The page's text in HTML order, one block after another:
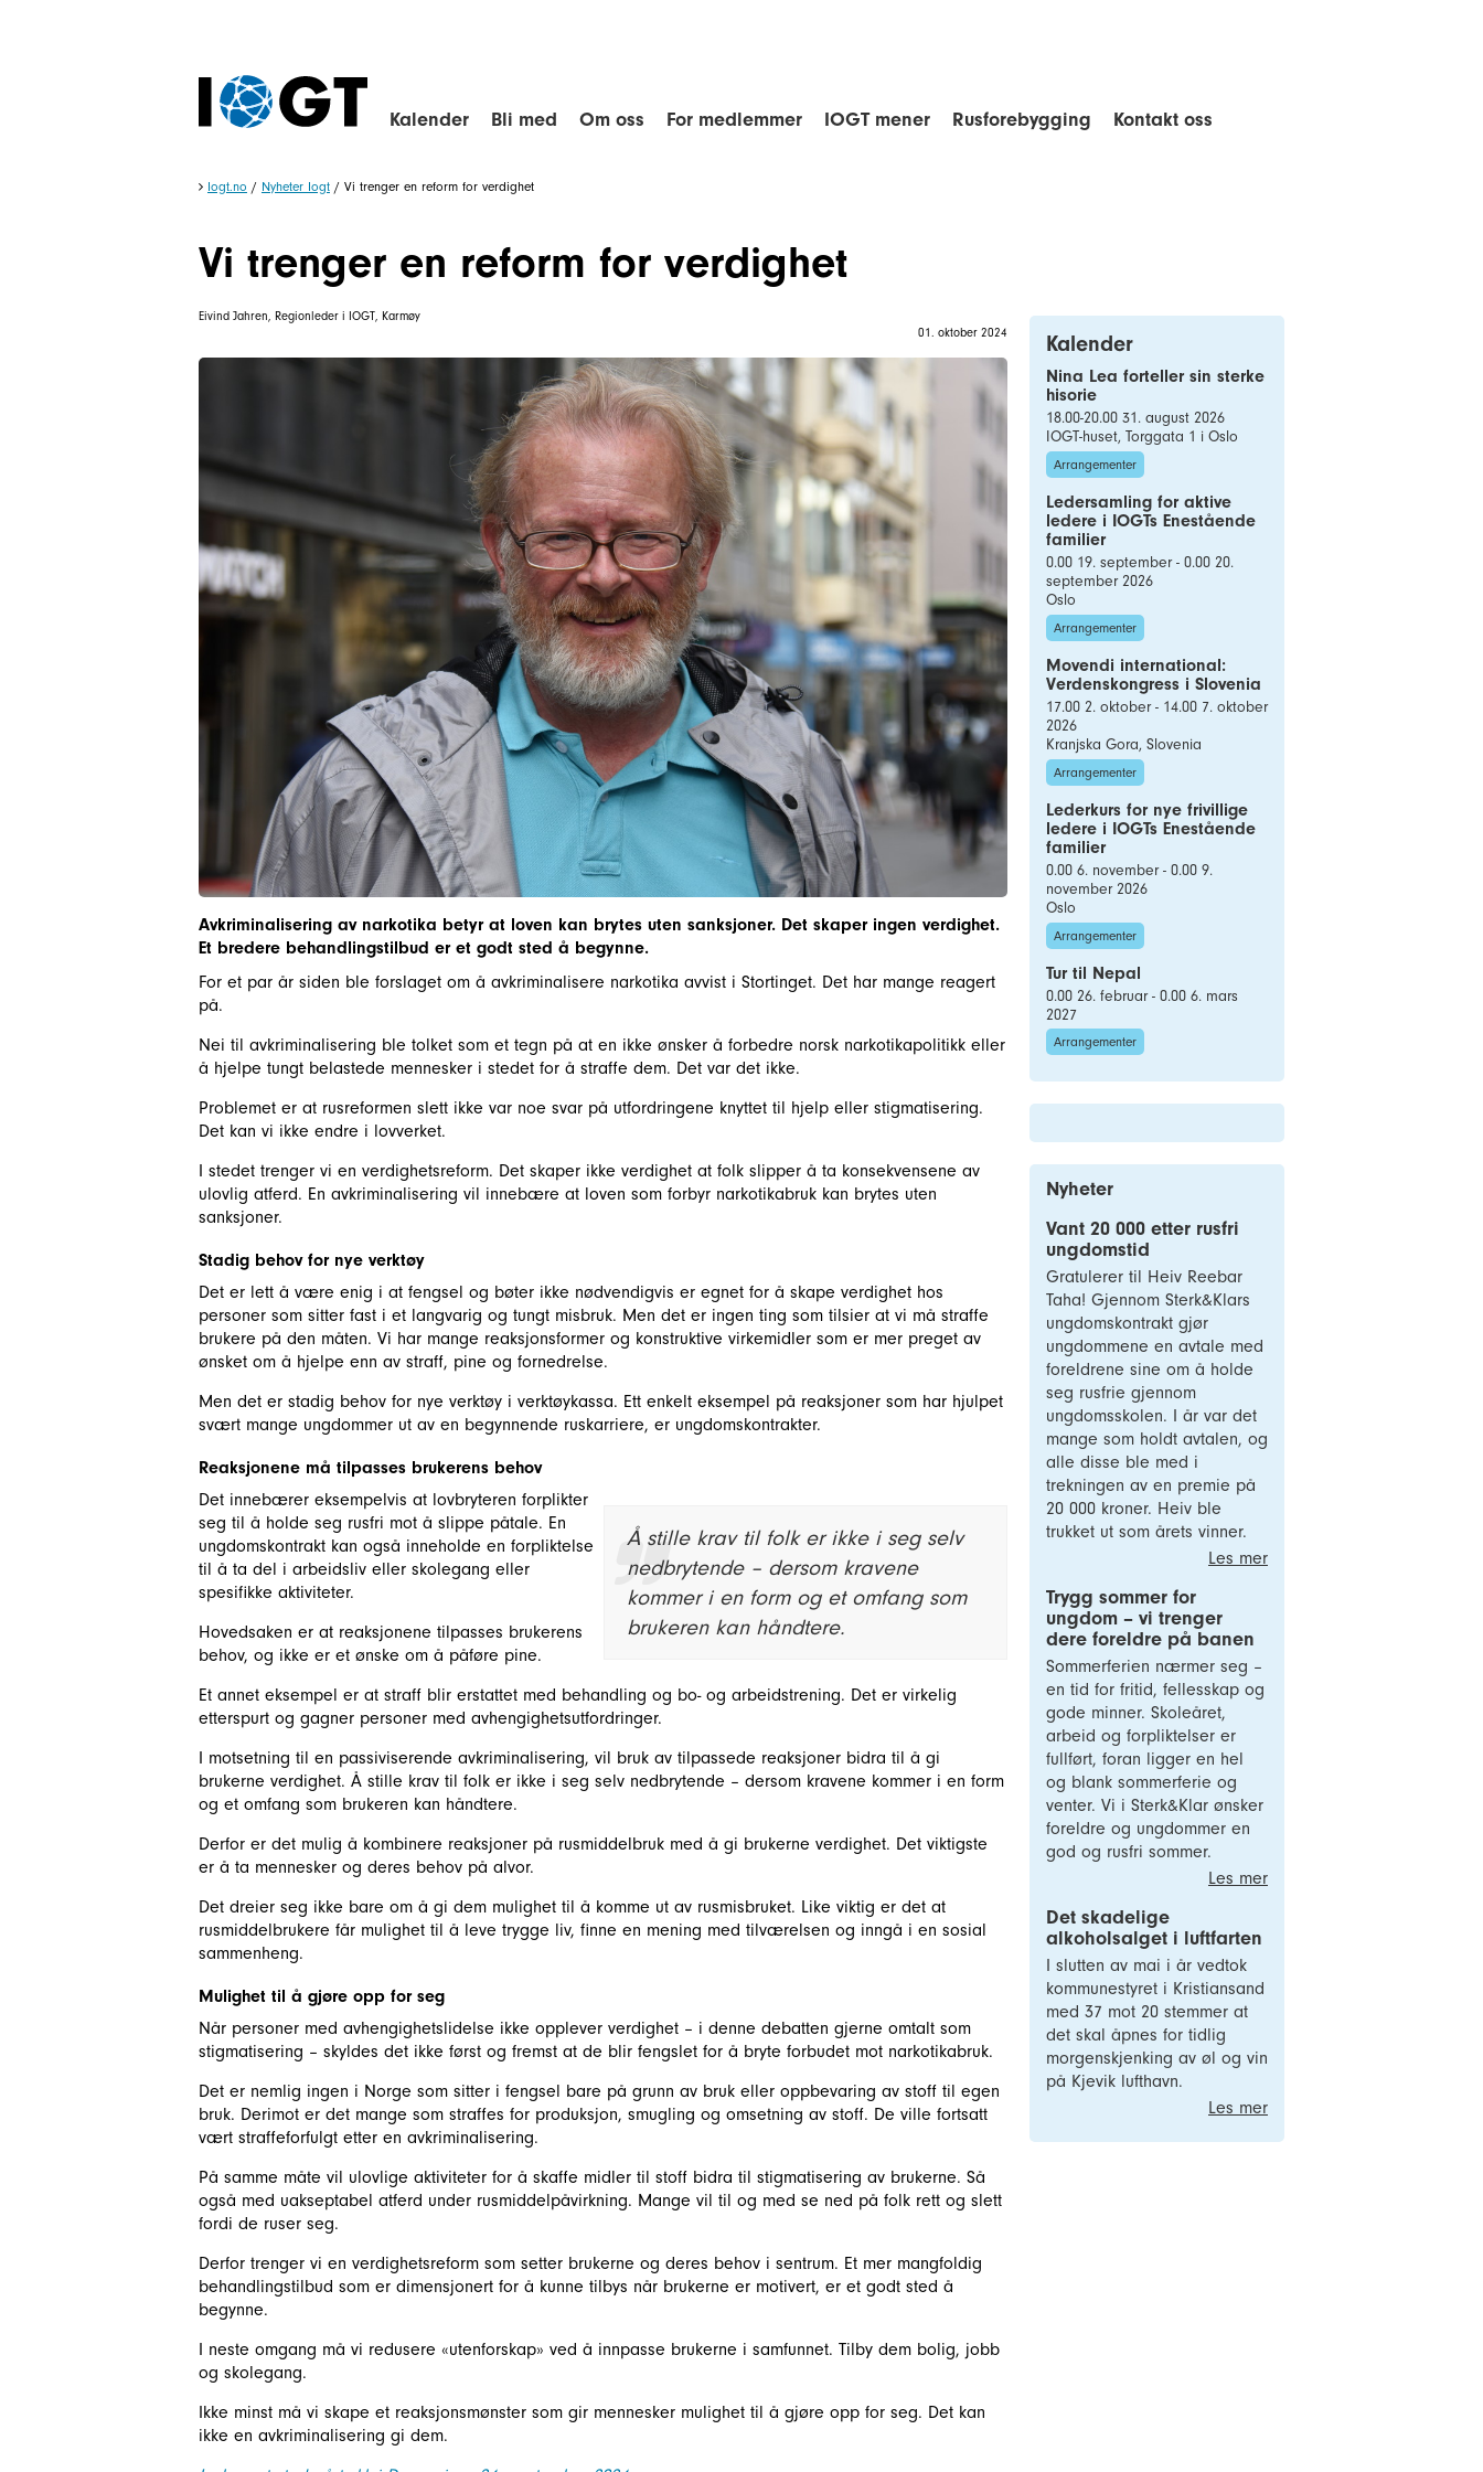
Kalender Bli med Om oss For medlemmer IOGT mener Rusforebygging Kontakt oss
Iogt.no / Nyheter Iogt / Vi trenger en reform for verdighet
Vi trenger en reform for verdighet
Eivind Jahren, Regionleder i IOGT, Karmøy
01. oktober 2024
Avkriminalisering av narkotika betyr at loven kan brytes uten sanksjoner. Det skaper ingen verdighet.
Et bredere behandlingstilbud er et godt sted å begynne.
For et par år siden ble forslaget om å avkriminalisere narkotika avvist i Stortinget. Det har mange reagert
på.
Nei til avkriminalisering ble tolket som et tegn på at en ikke ønsker å forbedre norsk narkotikapolitikk eller
å hjelpe tungt belastede mennesker i stedet for å straffe dem. Det var det ikke.
Problemet er at rusreformen slett ikke var noe svar på utfordringene knyttet til hjelp eller stigmatisering.
Det kan vi ikke endre i lovverket.
I stedet trenger vi en verdighetsreform. Det skaper ikke verdighet at folk slipper å ta konsekvensene av
ulovlig atferd. En avkriminalisering vil innebære at loven som forbyr narkotikabruk kan brytes uten
sanksjoner.
Stadig behov for nye verktøy
Det er lett å være enig i at fengsel og bøter ikke nødvendigvis er egnet for å skape verdighet hos
personer som sitter fast i et langvarig og tungt misbruk. Men det er ingen ting som tilsier at vi må straffe
brukere på den måten. Vi har mange reaksjonsformer og konstruktive virkemidler som er mer preget av
ønsket om å hjelpe enn av straff, pine og fornedrelse.
Men det er stadig behov for nye verktøy i verktøykassa. Ett enkelt eksempel på reaksjoner som har hjulpet
svært mange ungdommer ut av en begynnende ruskarriere, er ungdomskontrakter.
Reaksjonene må tilpasses brukerens behov
Å stille krav til folk er ikke i seg selv
nedbrytende – dersom kravene
kommer i en form og et omfang som
brukeren kan håndtere.
Det innebærer eksempelvis at lovbryteren forplikter
seg til å holde seg rusfri mot å slippe påtale. En
ungdomskontrakt kan også inneholde en forpliktelse
til å ta del i arbeidsliv eller skolegang eller
spesifikke aktiviteter.
Hovedsaken er at reaksjonene tilpasses brukerens
behov, og ikke er et ønske om å påføre pine.
Et annet eksempel er at straff blir erstattet med behandling og bo- og arbeidstrening. Det er virkelig
etterspurt og gagner personer med avhengighetsutfordringer.
I motsetning til en passiviserende avkriminalisering, vil bruk av tilpassede reaksjoner bidra til å gi
brukerne verdighet. Å stille krav til folk er ikke i seg selv nedbrytende – dersom kravene kommer i en form
og et omfang som brukeren kan håndtere.
Derfor er det mulig å kombinere reaksjoner på rusmiddelbruk med å gi brukerne verdighet. Det viktigste
er å ta mennesker og deres behov på alvor.
Det dreier seg ikke bare om å gi dem mulighet til å komme ut av rusmisbruket. Like viktig er det at
rusmiddelbrukere får mulighet til å leve trygge liv, finne en mening med tilværelsen og inngå i en sosial
sammenheng.
Mulighet til å gjøre opp for seg
Når personer med avhengighetslidelse ikke opplever verdighet – i denne debatten gjerne omtalt som
stigmatisering – skyldes det ikke først og fremst at de blir fengslet for å bryte forbudet mot narkotikabruk.
Det er nemlig ingen i Norge som sitter i fengsel bare på grunn av bruk eller oppbevaring av stoff til egen
bruk. Derimot er det mange som straffes for produksjon, smugling og omsetning av stoff. De ville fortsatt
vært straffeforfulgt etter en avkriminalisering.
På samme måte vil ulovlige aktiviteter for å skaffe midler til stoff bidra til stigmatisering av brukerne. Så
også med uakseptabel atferd under rusmiddelpåvirkning. Mange vil til og med se ned på folk rett og slett
fordi de ruser seg.
Derfor trenger vi en verdighetsreform som setter brukerne og deres behov i sentrum. Et mer mangfoldig
behandlingstilbud som er dimensjonert for å kunne tilbys når brukerne er motivert, er et godt sted å
begynne.
I neste omgang må vi redusere «utenforskap» ved å innpasse brukerne i samfunnet. Tilby dem bolig, jobb
og skolegang.
Ikke minst må vi skape et reaksjonsmønster som gir mennesker mulighet til å gjøre opp for seg. Det kan
ikke en avkriminalisering gi dem.
Kalender
Nina Lea forteller sin sterke
hisorie
18.00-20.00 31. august 2026
IOGT-huset, Torggata 1 i Oslo
Arrangementer
Ledersamling for aktive
ledere i IOGTs Enestående
familier
0.00 19. september - 0.00 20.
september 2026
Oslo
Arrangementer
Movendi international:
Verdenskongress i Slovenia
17.00 2. oktober - 14.00 7. oktober
2026
Kranjska Gora, Slovenia
Arrangementer
Lederkurs for nye frivillige
ledere i IOGTs Enestående
familier
0.00 6. november - 0.00 9.
november 2026
Oslo
Arrangementer
Tur til Nepal
0.00 26. februar - 0.00 6. mars
2027
Arrangementer
Nyheter
Vant 20 000 etter rusfri
ungdomstid
Gratulerer til Heiv Reebar
Taha! Gjennom Sterk&Klars
ungdomskontrakt gjør
ungdommene en avtale med
foreldrene sine om å holde
seg rusfrie gjennom
ungdomsskolen. I år var det
mange som holdt avtalen, og
alle disse ble med i
trekningen av en premie på
20 000 kroner. Heiv ble
trukket ut som årets vinner.
Les mer
Trygg sommer for
ungdom – vi trenger
dere foreldre på banen
Sommerferien nærmer seg –
en tid for fritid, fellesskap og
gode minner. Skoleåret,
arbeid og forpliktelser er
fullført, foran ligger en hel
og blank sommerferie og
venter. Vi i Sterk&Klar ønsker
foreldre og ungdommer en
god og rusfri sommer.
Les mer
Det skadelige
alkoholsalget i luftfarten
I slutten av mai i år vedtok
kommunestyret i Kristiansand
med 37 mot 20 stemmer at
det skal åpnes for tidlig
morgenskjenking av øl og vin
på Kjevik lufthavn.
Les mer